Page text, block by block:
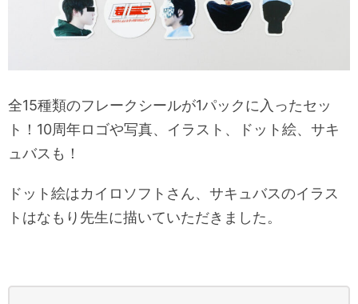
全15種類のフレークシールが1パックに入ったセッ
ト！10周年ロゴや写真、イラスト、ドット絵、サキ
ュバスも！
ドット絵はカイロソフトさん、サキュバスのイラス
トはなもり先生に描いていただきました。